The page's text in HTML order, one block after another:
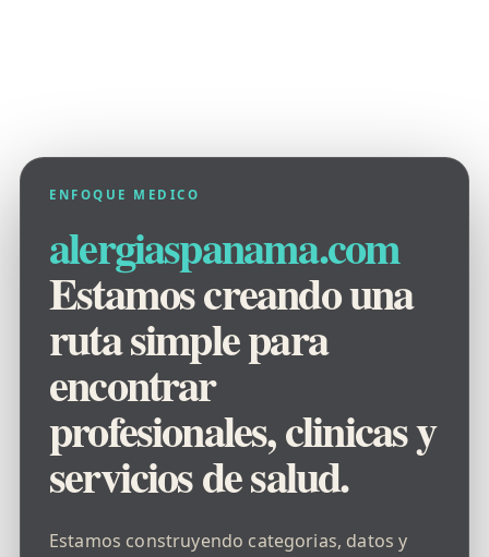
ENFOQUE MEDICO
alergiaspanama.com
Estamos creando una
ruta simple para
encontrar
profesionales, clinicas y
servicios de salud.
Estamos construyendo categorias, datos y